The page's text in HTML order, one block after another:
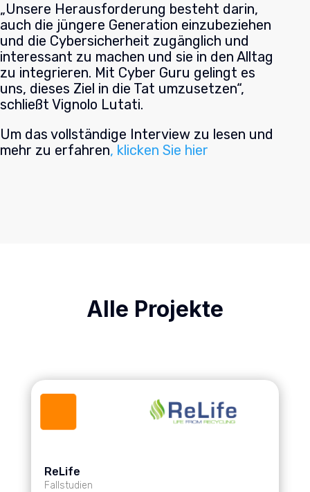
„Unsere Herausforderung besteht darin,
auch die jüngere Generation einzubeziehen
und die Cybersicherheit zugänglich und
interessant zu machen und sie in den Alltag
zu integrieren. Mit Cyber Guru gelingt es
uns, dieses Ziel in die Tat umzusetzen“,
schließt Vignolo Lutati.
Um das vollständige Interview zu lesen und
mehr zu erfahren, klicken Sie hier
Alle Projekte
ReLife
Fallstudien